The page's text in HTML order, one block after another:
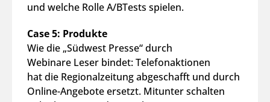
und welche Rolle A/BTests spielen.
Case 5: Produkte
Wie die „Südwest Presse“ durch
Webinare Leser bindet: Telefonaktionen
hat die Regionalzeitung abgeschafft und durch
Online-Angebote ersetzt. Mitunter schalten